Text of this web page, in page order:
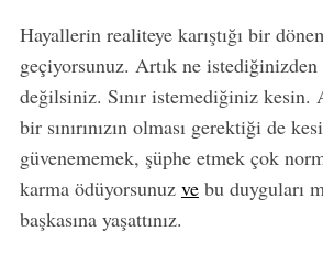
Hayallerin realiteye karıştığı bir
geçiyorsunuz. Artık ne
değilsiniz. Sınır istemediğiniz kesin.
bir sınırınızın olması gerektiği de
güvenememek, şüphe etmek çok
karma ödüyorsunuz vebu duyguları
başkasına yaşattınız.